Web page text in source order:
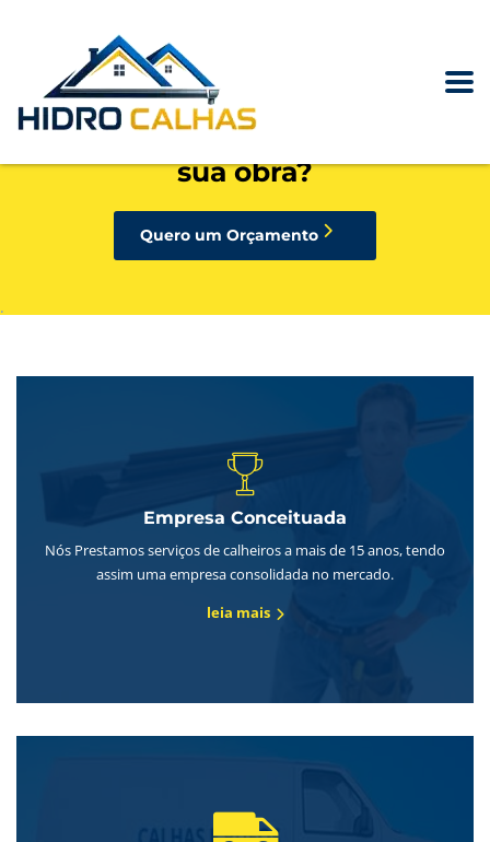
precisando de calhas, rufos,
pingadeiras ou condutores para
sua obra?
Quero um Orçamento
.
Empresa Conceituada
Nós Prestamos serviços de calheiros a mais de 15 anos, tendo
assim uma empresa consolidada no mercado.
leia mais